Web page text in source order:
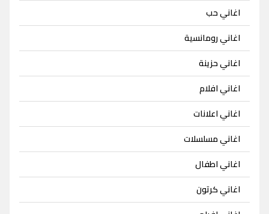
اغاني حب
اغاني رومانسية
اغاني حزينة
اغاني افلام
اغاني اعلانات
اغاني مسلسلات
اغاني اطفال
اغاني كرتون